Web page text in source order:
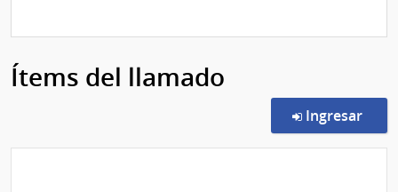
Ítems del llamado
Ingresar